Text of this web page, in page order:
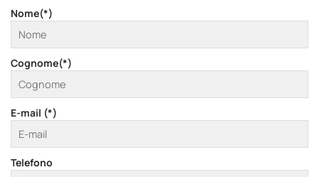
Nome(*)
Cognome(*)
E-mail (*)
Telefono